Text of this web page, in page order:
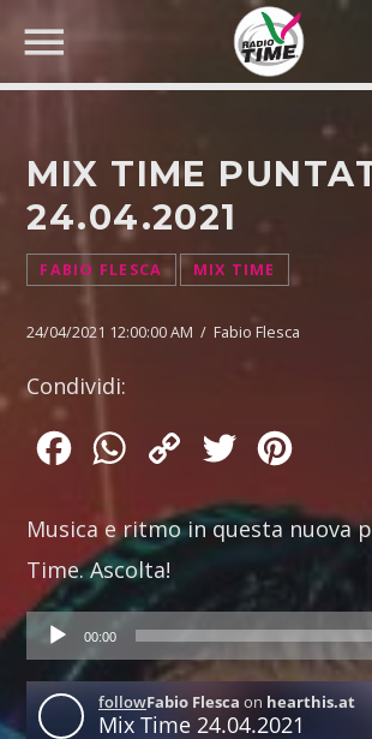
CERCA NEL SITO
MIX TIME
24.04.2021
FABIO FLESCA MIX TIME
24/04/2021 12:00:00 AM / Fabio Flesca
Condividi:
FacebookWhatsApp
Copy
Twitter
Musica e ritmo in questa nuova
Time. Ascolta!
Audio
Player
00:00